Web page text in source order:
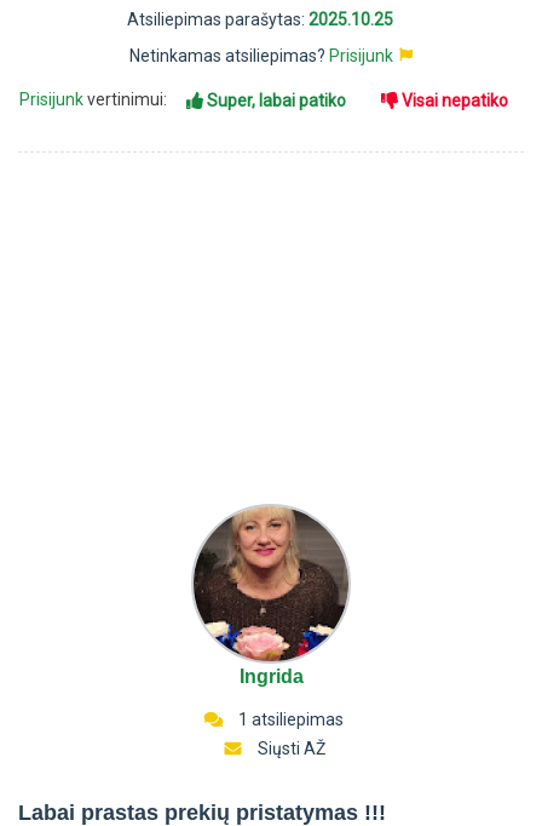
Atsiliepimas parašytas: 2025.10.25
Netinkamas atsiliepimas? Prisijunk
Prisijunkvertinimui: Super, labai patiko Visai nepatiko
Ingrida
1 atsiliepimas
Siųsti AŽ
Labai prastas prekių pristatymas !!!